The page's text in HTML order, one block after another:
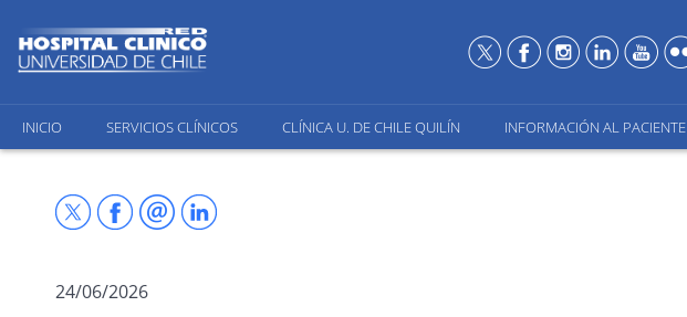
INICIO SERVICIOS CLÍNICOS CLÍNICA U. DE CHILE QUILÍN INFORMACIÓN AL PACIENTE
24/06/2026